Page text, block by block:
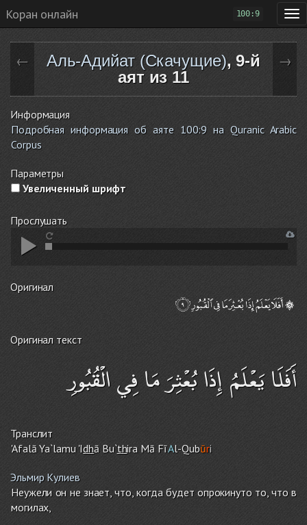
Коран онлайн 100:9
← Аль-Адийат (Скачущие), 9-й
аят из 11
→
Информация
Подробная информация об аяте 100:9 на Quranic Arabic
Corpus
Параметры
Увеличенный шрифт
Прослушать
Оригинал
Оригинал текст
أَفَلَا يَعْلَمُ إِذَا بُعْثِرَ مَا فِي الْقُبُورِ
Транслит
'Afalā Ya`lamu 'Idhā Bu`thira Mā FīAl-Qubūri
Эльмир Кулиев
Неужели он не знает, что, когда будет опрокинуто то, что в
могилах,